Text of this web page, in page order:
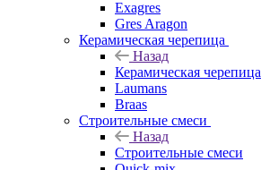
Exagres
Gres Aragon
Керамическая черепица
Назад
Керамическая черепица
Laumans
Braas
Строительные смеси
Назад
Строительные смеси